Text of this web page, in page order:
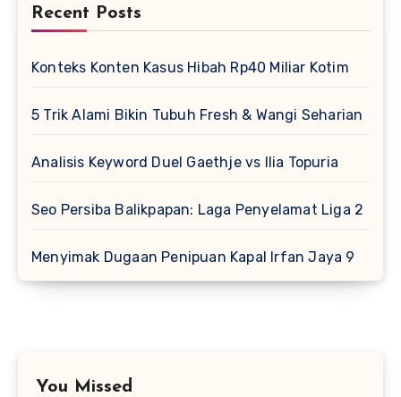
Recent Posts
Konteks Konten Kasus Hibah Rp40 Miliar Kotim
5 Trik Alami Bikin Tubuh Fresh & Wangi Seharian
Analisis Keyword Duel Gaethje vs Ilia Topuria
Seo Persiba Balikpapan: Laga Penyelamat Liga 2
Menyimak Dugaan Penipuan Kapal Irfan Jaya 9
You Missed